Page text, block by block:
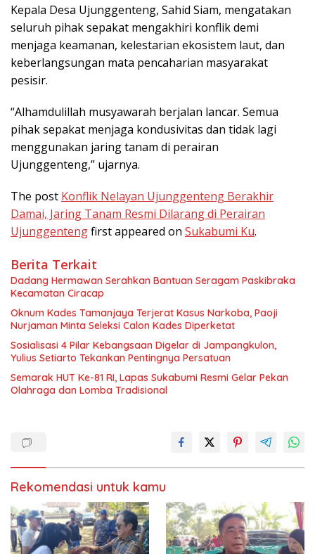
Kepala Desa Ujunggenteng, Sahid Siam, mengatakan
seluruh pihak sepakat mengakhiri konflik demi
menjaga keamanan, kelestarian ekosistem laut, dan
keberlangsungan mata pencaharian masyarakat
pesisir.
“Alhamdulillah musyawarah berjalan lancar. Semua
pihak sepakat menjaga kondusivitas dan tidak lagi
menggunakan jaring tanam di perairan
Ujunggenteng,” ujarnya.
The post Konflik Nelayan Ujunggenteng Berakhir
Damai, Jaring Tanam Resmi Dilarang di Perairan
Ujunggentengfirst appeared on Sukabumi Ku.
Berita Terkait
Dadang Hermawan Serahkan Bantuan Seragam Paskibraka
Kecamatan Ciracap
Oknum Kades Tamanjaya Terjerat Kasus Narkoba, Paoji
Nurjaman Minta Seleksi Calon Kades Diperketat
Sosialisasi 4 Pilar Kebangsaan Digelar di Jampangkulon,
Yulius Setiarto Tekankan Pentingnya Persatuan
Semarak HUT Ke-81 RI, Lapas Sukabumi Resmi Gelar Pekan
Olahraga dan Lomba Tradisional
Rekomendasi untuk kamu